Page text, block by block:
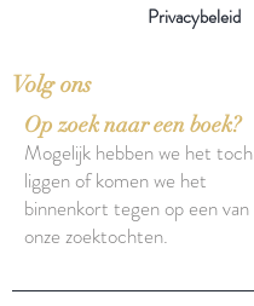
Privacybeleid
Volg ons
Op zoek naar een boek?
Mogelijk hebben we het toch
liggen of komen we het
binnenkort tegen op een van
onze zoektochten.